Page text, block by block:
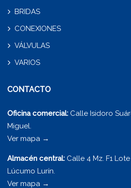
BRIDAS
CONEXIONES
VÁLVULAS
VARIOS
CONTACTO
Oficina comercial: Calle Isidoro
Miguel.
Ver mapa →
Almacén central: Calle 4 Mz. F1
Lúcumo Lurín.
Ver mapa →